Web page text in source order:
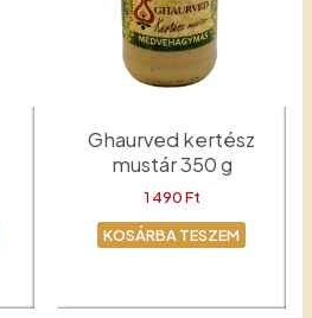
Ghaurved kertész
mustár 350 g
1 490Ft
KOSÁRBA TESZEM